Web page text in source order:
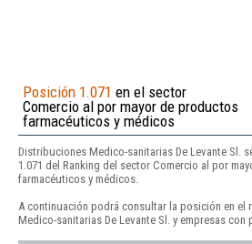
Posición 1.071 en el sector
Comercio al por mayor de productos
farmacéuticos y médicos
Distribuciones Medico-sanitarias De Levante Sl.
1.071 del Ranking del sector Comercio al por
farmacéuticos y médicos.
A continuación podrá consultar la posición en el
Medico-sanitarias De Levante Sl. y empresas